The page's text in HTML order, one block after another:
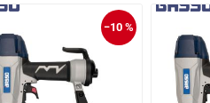
−10 %